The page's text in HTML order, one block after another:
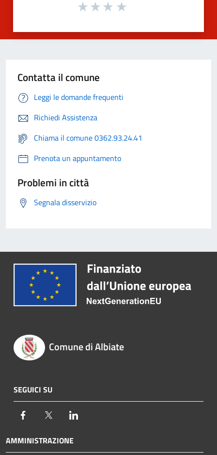
Contatta il comune
Leggi le domande frequenti
Richiedi Assistenza
Chiama il comune 0362.93.24.41
Prenota un appuntamento
Problemi in città
Segnala disservizio
Comune di Albiate
SEGUICI SU
Facebook Twitter
AMMINISTRAZIONE